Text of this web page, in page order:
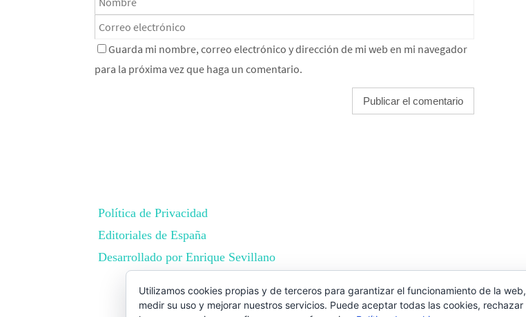
Guarda mi nombre, correo electrónico y dirección de mi web en mi navegador
para la próxima vez que haga un comentario.
Política de Privacidad
Editoriales de España
Desarrollado por Enrique Sevillano
Utilizamos cookies propias y de terceros para garantizar el funcionamiento de la web,
medir su uso y mejorar nuestros servicios. Puede aceptar todas las cookies, rechazar